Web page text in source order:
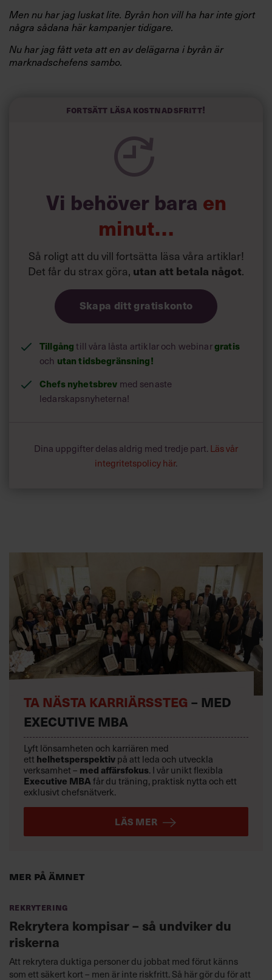
Men nu har jag luskat lite. Byrån hon vill ha har inte gjort
några sådana här kampanjer tidigare.
Nu har jag fått veta att en av delägarna i byrån är
marknadschefens sambo.
och jag har ingen vidare bra relation. Eller borde jag göra
SVAR FRÅN PATRIK HOFBAUER:
”Det här är ett dilemma som dyker upp då och då. Jag har
varit med om liknande, absolut.”
Fortsätt läsa kostnadsfritt!
Vi behöver bara en
minut…
Så roligt att du vill fortsätta läsa våra artiklar!
Det får du strax göra, utan att betala något.
Skapa ditt gratiskonto
Tillgångtill våra låsta artiklar och webinargratis
och utan tidsbegränsning!
Chefs nyhetsbrev med senaste
ledarskapsnyheterna!
Dina uppgifter delas aldrig med tredje part. Läs vår
integritetspolicy här.
Mer på ämnet
Rekrytering
Rekrytera kompisar – så undviker du
riskerna
Att rekrytera duktiga personer du jobbat med förut känns
som ett säkert kort – men är inte riskfritt. Så här gör du för att
TA NÄSTA KARRIÄRSSTEG – MED
EXECUTIVE MBA
Lyft lönsamheten och karriären med
ett helhetsperspektivpå att leda och utveckla
verksamhet – med affärsfokus. I vår unikt flexibla
Executive MBAfår du träning, praktisk nytta och ett
exklusivt chefsnätverk.
LÄS MER